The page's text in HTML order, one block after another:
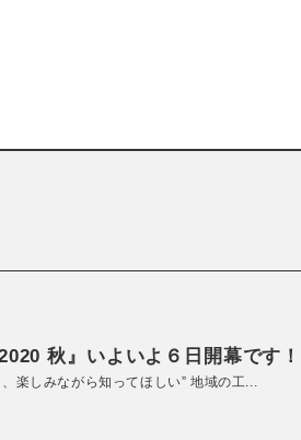
秋』いよいよ６日開幕です！
楽しみながら知ってほしい” 地域の工...